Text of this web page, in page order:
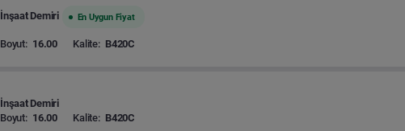
İnşaat Demiri En Uygun Fiyat
Boyut: 16.00 Kalite: B420C
İnşaat Demiri
Boyut: 16.00 Kalite: B420C